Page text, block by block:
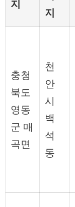
지
지
충청
북도
영동
군 매
곡면
천
안
시
백
석
동